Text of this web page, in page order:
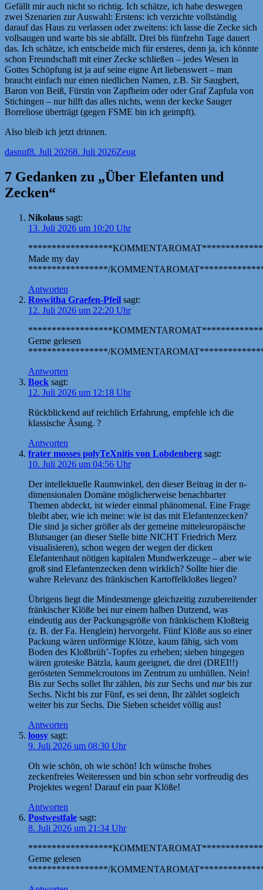
Gefällt mir auch nicht so richtig. Ich schätze, ich habe deswegen
zwei Szenarien zur Auswahl: Erstens: ich verzichte vollständig
darauf das Haus zu verlassen oder zweitens: ich lasse die Zecke sich
vollsaugen und warte bis sie abfällt. Drei bis fünfzehn Tage dauert
das. Ich schätze, ich entscheide mich für ersteres, denn ja, ich könnte
schon Freundschaft mit einer Zecke schließen – jedes Wesen in
Gottes Schöpfung ist ja auf seine eigne Art liebenswert – man
braucht einfach nur einen niedlichen Namen, z.B. Sir Saugbert,
Baron von Beiß, Fürstin von Zapfheim oder oder Graf Zapfula von
Stichingen – nur hilft das alles nichts, wenn der kecke Sauger
Borreliose überträgt (gegen FSME bin ich geimpft).
Also bleib ich jetzt drinnen.
Autor
dasnufVeröffentlicht
8. Juli 20268. Juli 2026Kategorien
Zeug
7 Gedanken zu „Über Elefanten und
Zecken“
Nikolaus sagt:
13. Juli 2026 um 10:20 Uhr
Made my day
*****************/
Antworten
Roswitha Graefen-Pfeil sagt:
12. Juli 2026 um 22:20 Uhr
Gerne gelesen
*****************/
Antworten
Bock sagt:
12. Juli 2026 um 12:18 Uhr
Rückblickend auf reichlich Erfahrung, empfehle ich die
klassische Äsung. ?
Antworten
frater mosses polyTeXnitis von Lobdenberg sagt:
10. Juli 2026 um 04:56 Uhr
Der intellektuelle Raumwinkel, den dieser Beitrag in der n-
dimensionalen Domäne möglicherweise benachbarter
Themen abdeckt, ist wieder einmal phänomenal. Eine Frage
bleibt aber, wie ich meine: wie ist das mit Elefantenzecken?
Die sind ja sicher größer als der gemeine mitteleuropäische
Blutsauger (an dieser Stelle bitte NICHT Friedrich Merz
visualisieren), schon wegen der wegen der dicken
Elefantenhaut nötigen kapitalen Mundwerkzeuge – aber wie
groß sind Elefantenzecken denn wirklich? Sollte hier die
wahre Relevanz des fränkischen Kartoffelkloßes liegen?
Übrigens liegt die Mindestmenge gleichzeitig zuzubereitender
fränkischer Klöße bei nur einem halben Dutzend, was
eindeutig aus der Packungsgröße von fränkischem Kloßteig
(z. B. der Fa. Henglein) hervorgeht. Fünf Klöße aus so einer
Packung wären unförmige Klötze, kaum fähig, sich vom
Boden des Kloßbrüh’-Topfes zu erheben; sieben hingegen
wären groteske Bätzla, kaum geeignet, die drei (DREI!!)
gerösteten Semmelcroutons im Zentrum zu umhüllen. Nein!
Bis zur Sechs sollet Ihr zählen, bis zur Sechs und nurbis zur
Sechs. Nicht bis zur Fünf, es sei denn, Ihr zählet sogleich
weiter bis zur Sechs. Die Sieben scheidet völlig aus!
Antworten
loosy sagt:
9. Juli 2026 um 08:30 Uhr
Oh wie schön, oh wie schön! Ich wünsche frohes
zeckenfreies Weiteressen und bin schon sehr vorfreudig des
Projektes wegen! Darauf ein paar Klöße!
Antworten
Postwestfale sagt:
8. Juli 2026 um 21:34 Uhr
Gerne gelesen
*****************/